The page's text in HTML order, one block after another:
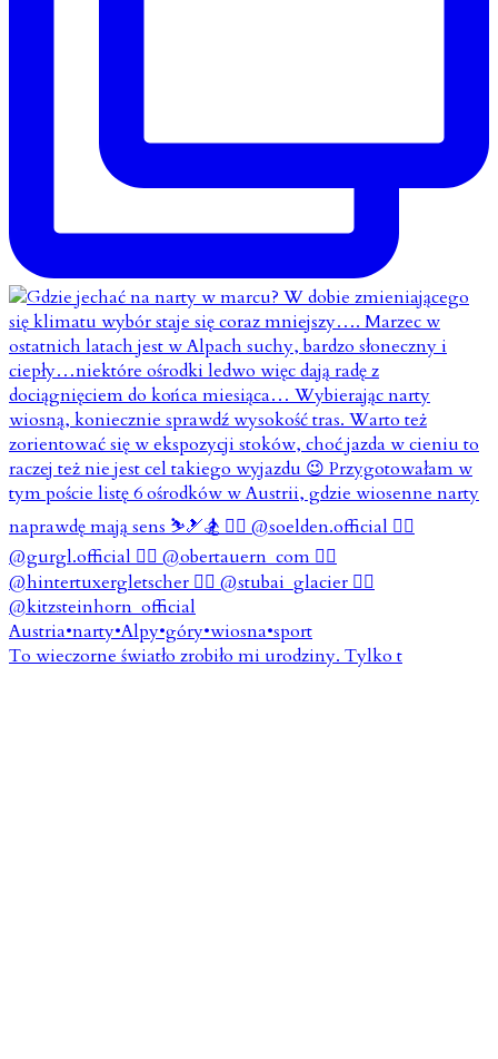
To wieczorne światło zrobiło mi urodziny. Tylko t